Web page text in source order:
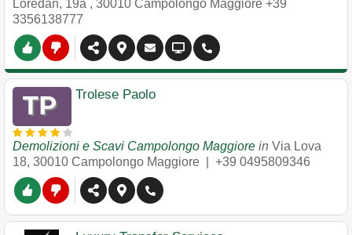
Loredan, 19a , 30010 Campolongo Maggiore +39
3356138777
Trolese Paolo
Demolizioni e Scavi Campolongo Maggiore in Via Lova
18, 30010 Campolongo Maggiore +39 0495809346